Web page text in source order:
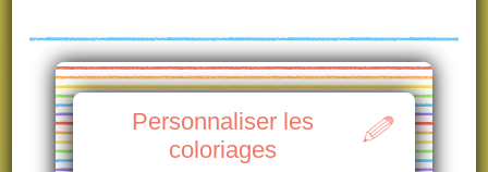
Personnaliser les
coloriages